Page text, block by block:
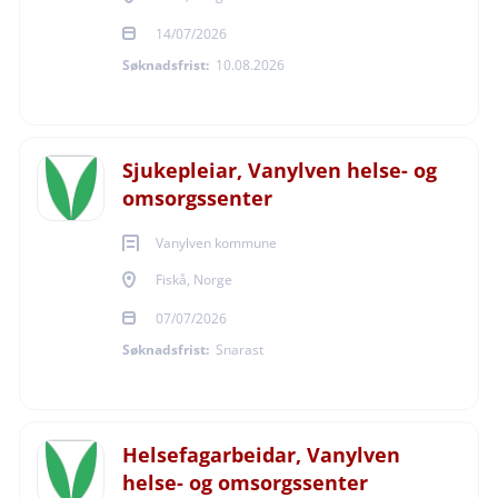
14/07/2026
Søknadsfrist: 10.08.2026
Sjukepleiar, Vanylven helse- og
omsorgssenter
Vanylven kommune
Fiskå, Norge
07/07/2026
Søknadsfrist: Snarast
Helsefagarbeidar, Vanylven
helse- og omsorgssenter
Ansettelsesform
Vikariat
Om Sandefjord
Sandefjord er en kommune med stor tilflytting, rask
ekspansjon og spennende utviklingsmuligheter.